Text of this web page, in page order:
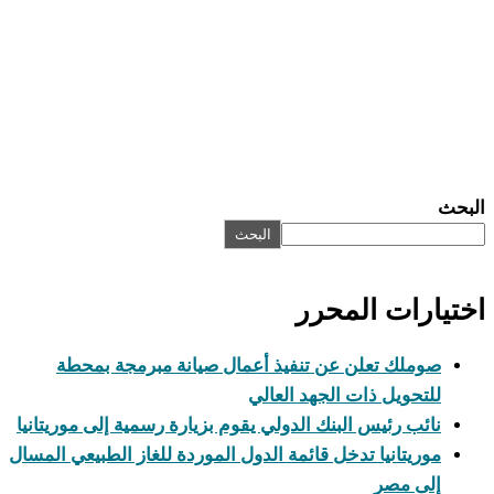
البحث
المحرر
صوملك تعلن عن تنفيذ أعمال صيانة مبرمجة بمحطة
للتحويل ذات الجهد العالي
نائب رئيس البنك الدولي يقوم بزيارة رسمية إلى موريتانيا
موريتانيا تدخل قائمة الدول الموردة للغاز الطبيعي المسال
إلى مصر